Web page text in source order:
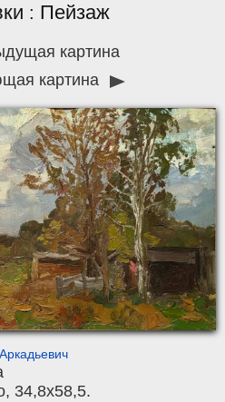
: Пейзаж
картина
картина
, 34,8x58,5.